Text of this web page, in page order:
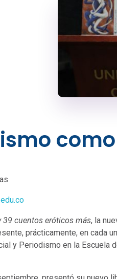
39 cuentos eróticos más, la
prácticamente, en cada
y Periodismo en la Escuela